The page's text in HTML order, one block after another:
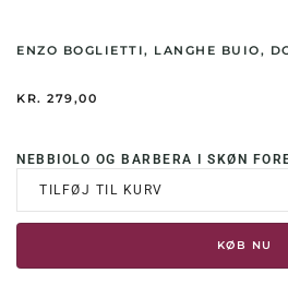
ENZO BOGLIETTI, LANGHE BUIO,
KR. 279,00
NEBBIOLO OG BARBERA I SKØN
TILFØJ TIL KURV
KØB NU